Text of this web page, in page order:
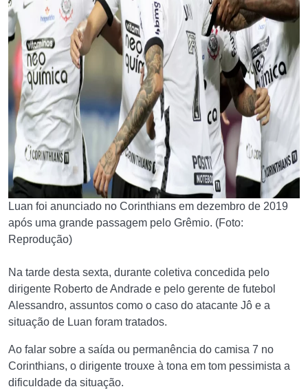
Luan foi anunciado no Corinthians em dezembro de 2019
após uma grande passagem pelo Grêmio. (Foto:
Reprodução)
Na tarde desta sexta, durante coletiva concedida pelo
dirigente Roberto de Andrade e pelo gerente de futebol
Alessandro, assuntos como o caso do atacante Jô e a
situação de Luan foram tratados.
Ao falar sobre a saída ou permanência do camisa 7 no
Corinthians, o dirigente trouxe à tona em tom pessimista a
dificuldade da situação.